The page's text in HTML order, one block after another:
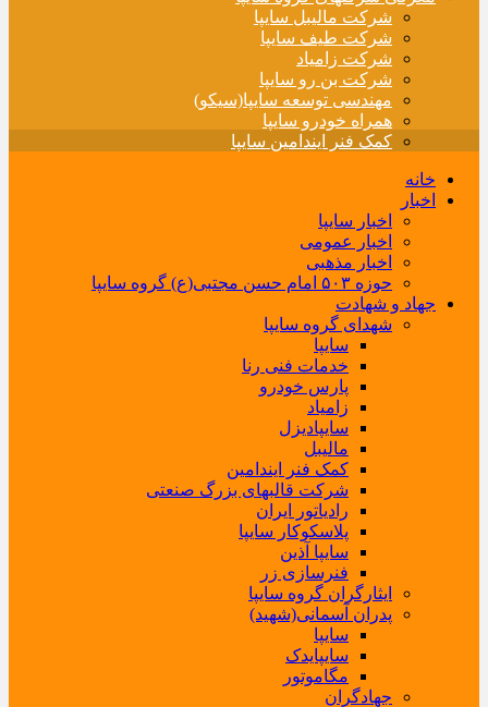
شرکت مالیبل سایپا
شرکت طیف سایپا
شرکت زامیاد
شرکت بن رو سایپا
مهندسی توسعه سایپا(سیکو)
همراه خودرو سایپا
کمک فنر ایندامین سایپا
خانه
اخبار
اخبار سایپا
اخبار عمومی
اخبار مذهبی
حوزه ۵۰۳ امام حسن مجتبی(ع) گروه سایپا
جهاد و شهادت
شهدای گروه سایپا
سایپا
خدمات فنی رنا
پارس خودرو
زامیاد
سایپادیزل
مالیبل
کمک فنر ایندامین
شرکت قالبهای بزرگ صنعتی
رادیاتور ایران
پلاسکوکار سایپا
سایپا آذین
فنرسازی زر
ایثارگران گروه سایپا
پدران آسمانی(شهید)
سایپا
سایپایدک
مگاموتور
جهادگران